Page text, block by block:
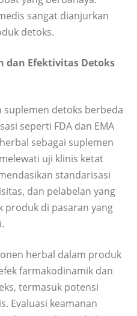
sangat dianjurkan
detoks.
dan Efektivitas Detoks
suplemen detoks berbeda
seperti FDA dan EMA
sebagai suplemen
uji klinis ketat
standarisasi
dan pelabelan yang
produk di pasaran yang
herbal dalam produk
farmakodinamik dan
termasuk potensi
Evaluasi keamanan